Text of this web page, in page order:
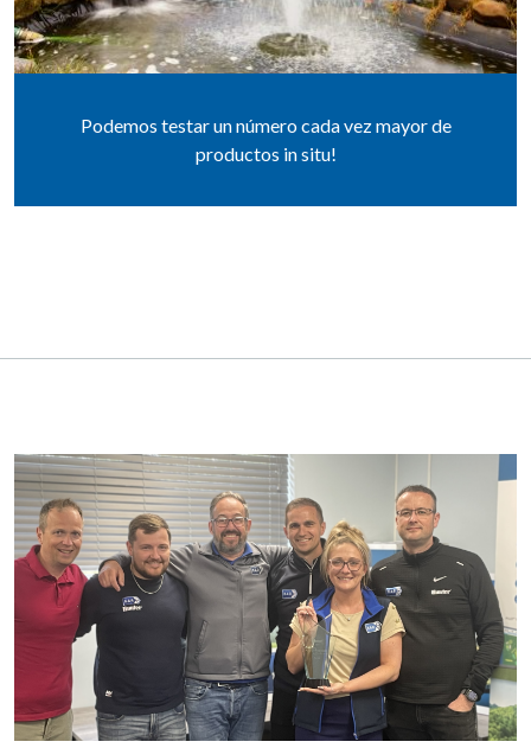
Podemos testar un número cada vez mayor de
productos in situ!